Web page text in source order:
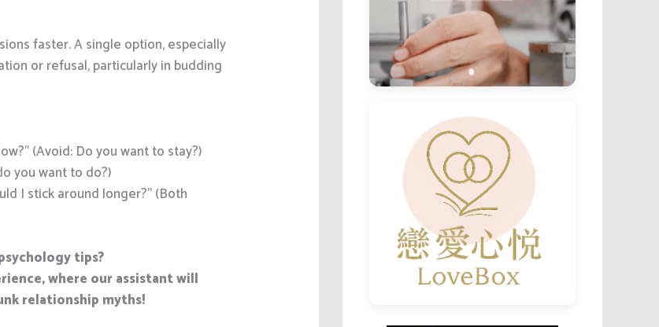
faster. A single option, especially
or refusal, particularly in budding
(Avoid: Do you want to stay?)
you want to do?)
I stick around longer?” (Both
tips?
where our assistant will
relationship myths!